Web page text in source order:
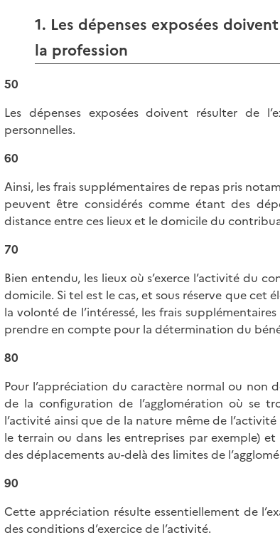
1. Les dépenses exposées
la profession
50
Les dépenses exposées doivent résulter de
personnelles.
60
Ainsi, les frais supplémentaires de repas pris
peuvent être considérés comme étant des
distance entre ces lieux et le domicile du
70
Bien entendu, les lieux où s’exerce l’activité du
domicile. Si tel est le cas, et sous réserve que
la volonté de l’intéressé, les frais
prendre en compte pour la détermination du
80
Pour l’appréciation du caractère normal ou
de la configuration de l’agglomération où se
l’activité ainsi que de la nature même de
le terrain ou dans les entreprises par exemple)
des déplacements au-delà des limites de
90
Cette appréciation résulte essentiellement de
des conditions d’exercice de l’activité.